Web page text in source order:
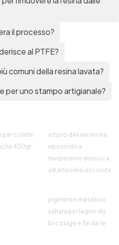
epossidico pro e
il processo?
al PTFE?
comuni della resina lavata?
per uno stampo artigianale?
per colate
450gr
art pro deluxe resina
epossidica
trasparente atossica
ad altissima viscosita
pigmento metallico
sahara per legno diy
bricolage e fai da te